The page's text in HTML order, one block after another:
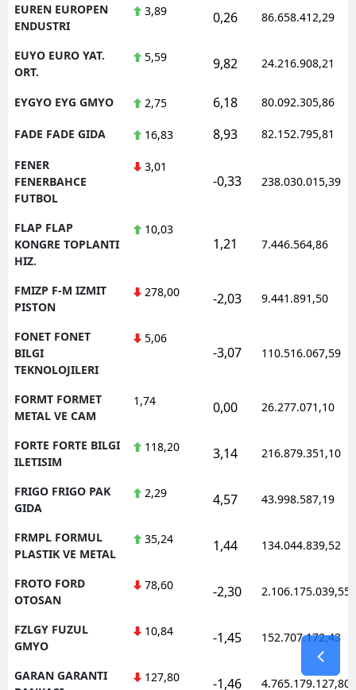
EUREN EUROPEN
ENDUSTRI
3,89 0,26 86.658.412,29
EUYO EURO YAT.
ORT.
5,59 9,82 24.216.908,21
EYGYO EYG GMYO 2,75 6,18 80.092.305,86
FADE FADE GIDA 16,83 8,93 82.152.795,81
FENER
FENERBAHCE
FUTBOL
3,01
-0,33 238.030.015,39
FLAP FLAP
KONGRE TOPLANTI
HIZ.
10,03
1,21 7.446.564,86
FMIZP F-M IZMIT
PISTON
278,00 -2,03 9.441.891,50
FONET FONET
BILGI
TEKNOLOJILERI
5,06
-3,07 110.516.067,59
FORMT FORMET
METAL VE CAM
1,74 0,00 26.277.071,10
FORTE FORTE BILGI
ILETISIM
118,20 3,14 216.879.351,10
FRIGO FRIGO PAK
GIDA
2,29 4,57 43.998.587,19
FRMPL FORMUL
PLASTIK VE METAL
35,24 1,44 134.044.839,52
FROTO FORD
OTOSAN
78,60 -2,30 2.106.175.039,55
FZLGY FUZUL
GMYO
10,84 -1,45 152.707.172,43
GARAN GARANTI
127,80 -1,46 4.765.179.127,80